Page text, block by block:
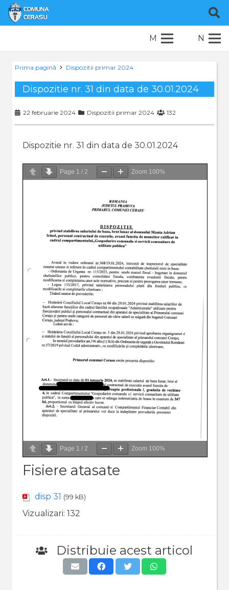
M N
Prima pagină Dispozitii primar 2024
Dispozitie nr. 31 din data de 30.01.2024
22 februarie 2024 Dispozitii primar 2024 132
Dispozitie nr. 31 din data de 30.01.2024
Page 1 / 2 Zoom 100%
Page 1 / 2 Zoom 100%
Fisiere atasate
disp 31 (99 kB)
Vizualizari: 132
Distribuie acest articol